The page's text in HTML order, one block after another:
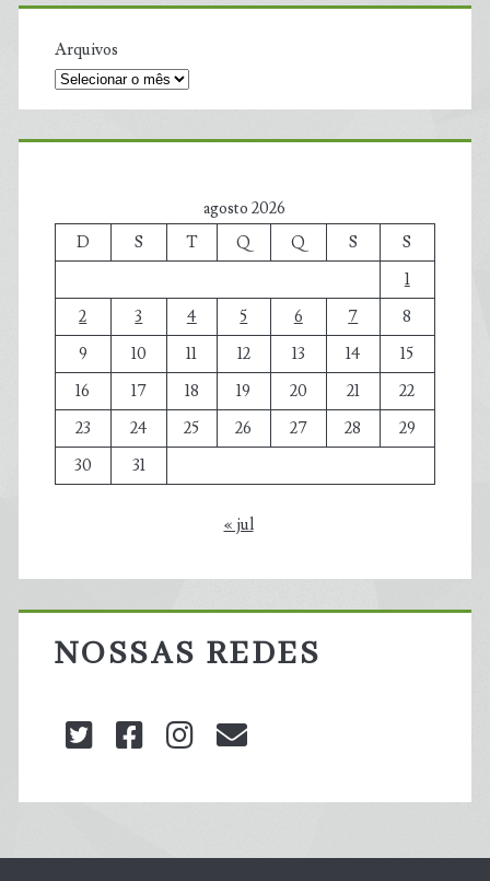
Arquivos
agosto 2026
D
S T Q Q S
S
1
2
3 4 5 6 7
8
9
10 11 12 13 14
15
16
17 18 19 20 21
22
23
24 25 26 27 28
29
30
31
« jul
NOSSAS REDES
twitterfacebookinstagram